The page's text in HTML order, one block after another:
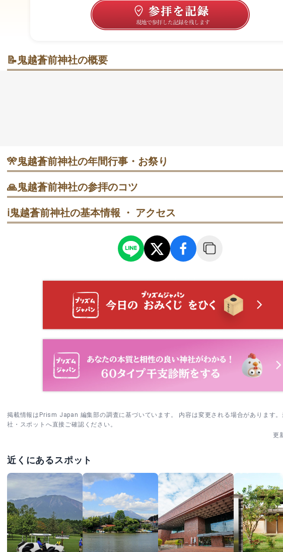
📝鬼越蒼前神社の概要
🎌鬼越蒼前神社の年間行事・お祭り
心。行事後に甘酒接待の案内もあります。
・ 1月10日 どんと祭｜午前に神事、午後は田楽舞の奉納。焚き上げ札は前日ま
があり、開始直後は比較的余裕あり。
・ 6月第2土曜 チャグチャグ馬コ行進祭｜早朝から装飾馬が出発。午前は交通規
混雑ピークという声も。準備時間の見学が狙い目です。
🙏鬼越蒼前神社の参拝のコツ
と流れが整います。
2. ゆっくり過ごすなら平日の午前中が狙い目。行事のない日は静かで、写真や読
4. 元旦は朝から馬の参拝が行われるため早めに到着を。拝殿前は混むので、境内
位置を確保しておくと安心です。
ℹ️鬼越蒼前神社の基本情報 ・ アクセス
掲載情報はPrism Japan 編集部の調査に基づいています。 内容は変更される場合があります
社・スポットへ直接ご確認ください。
更
近くにあるスポット